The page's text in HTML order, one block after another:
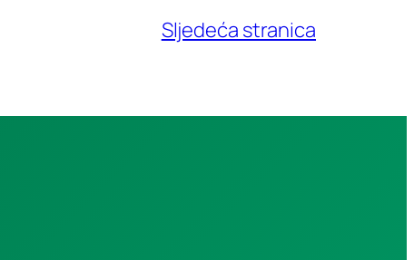
Sljedeća stranica